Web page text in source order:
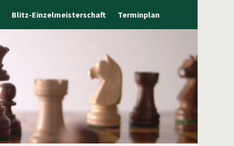
Blitz-Einzelmeisterschaft Terminplan